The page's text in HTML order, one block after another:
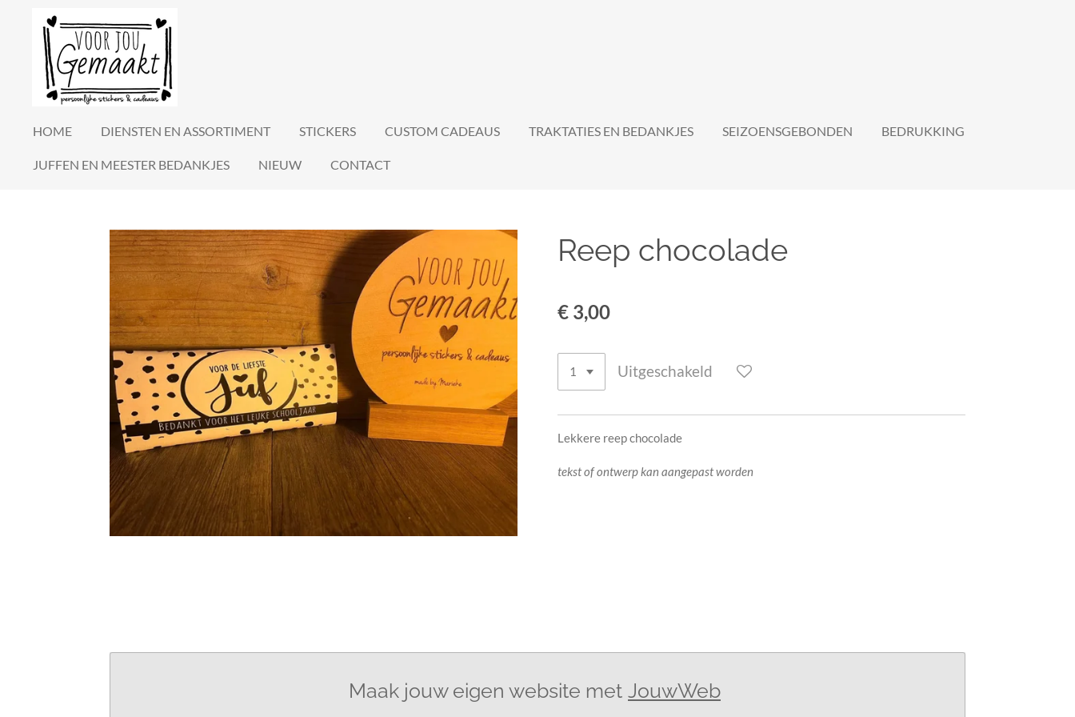
hoofdinhoud
HOME DIENSTEN EN ASSORTIMENT STICKERS CUSTOM CADEAUS TRAKTATIES EN BEDANKJES SEIZOENSGEBONDEN BEDRUKKING
JUFFEN EN MEESTER BEDANKJES NIEUW CONTACT
Reep chocolade
€ 3,00
Uitgeschakeld
Lekkere reep chocolade
tekst of ontwerp kan aangepast worden
Maak jouw eigen website met JouwWeb